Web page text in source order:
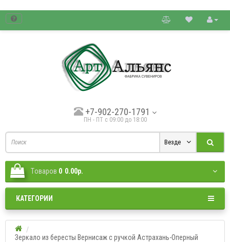
+7-902-270-1791
ПН - ПТ с 09:00 до 18:00
Везде
Tоваров 0 0.00р.
КАТЕГОРИИ
Зеркало из бересты Вернисаж с ручкой Астрахань-Оперный